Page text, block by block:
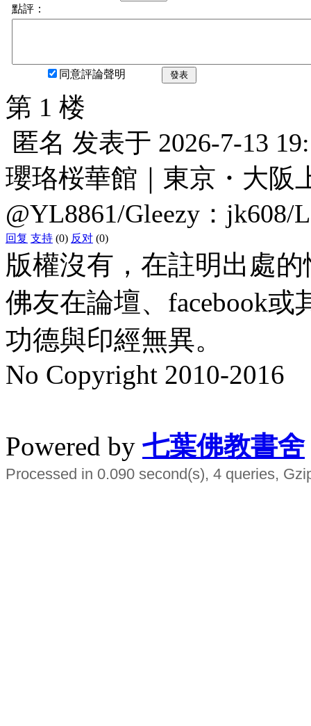
點評：
同意評論聲明 發表
第 1 楼
匿名 发表于 2026-7-13
瓔珞桜華館｜東京・大阪
@YL8861/Gleezy：jk608/
回复 支持 (0) 反对 (0)
版權沒有，在註明出處
佛友在論壇、facebook
功德與印經無異。
No Copyright 2010-2016
Powered by 七葉佛教書舍
Processed in 0.090 second(s), 4 queries,